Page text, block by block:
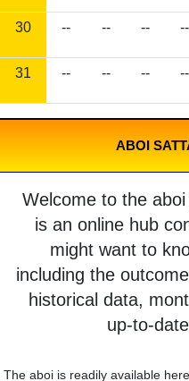
30 -- -- -- --
31 -- -- -- --
ABOI
Welcome to the
is an online hub
might want to
including the
historical data,
up-to-
The aboi is readily available